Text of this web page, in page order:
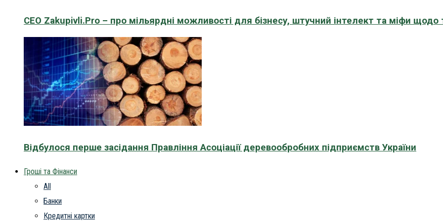
CEO Zakupivli.Pro – про мільярдні можливості для бізнесу, штучний інтелект та міфи щодо
Відбулося перше засідання Правління Асоціації деревообробних підприємств України
Гроші та Фінанси
All
Банки
Кредитні картки